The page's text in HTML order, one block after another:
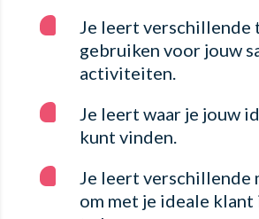
Je leert verschillende
gebruiken voor jouw
activiteiten.
Je leert waar je jouw
kunt vinden.
Je leert verschillende
om met je ideale